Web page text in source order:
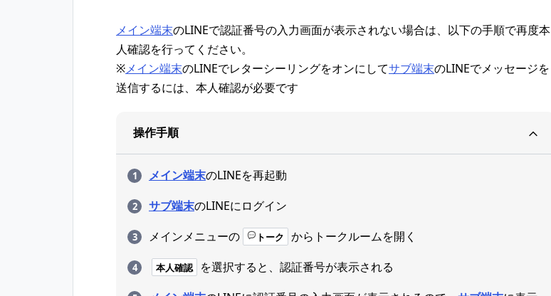
メイン端末のLINEで認証番号の入力画面が表示されない場合は、以下の手順で再度本
人確認を行ってください。
※メイン端末のLINEでレターシーリングをオンにしてサブ端末のLINEでメッセージを
送信するには、本人確認が必要です
操作手順
メイン端末のLINEを再起動
サブ端末のLINEにログイン
メインメニューの
トーク からトークルームを開く
本人確認
を選択すると、認証番号が表示される